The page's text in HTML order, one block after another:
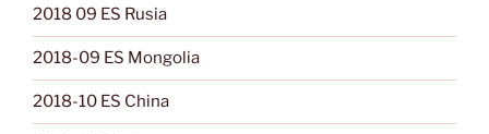
2018 09 ES Rusia
2018-09 ES Mongolia
2018-10 ES China